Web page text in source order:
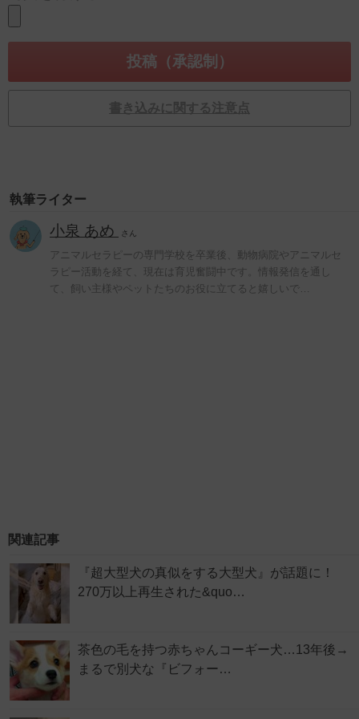
書き込みに関する注意点
執筆ライター
小泉 あめ さん
アニマルセラピーの専門学校を卒業後、動物病院やアニマルセ
ラピー活動を経て、現在は育児奮闘中です。情報発信を通し
て、飼い主様やペットたちのお役に立てると嬉しいで…
関連記事
『超大型犬の真似をする大型犬』が話題に！
270万以上再生された&quo…
茶色の毛を持つ赤ちゃんコーギー犬…13年後→
まるで別犬な『ビフォー…